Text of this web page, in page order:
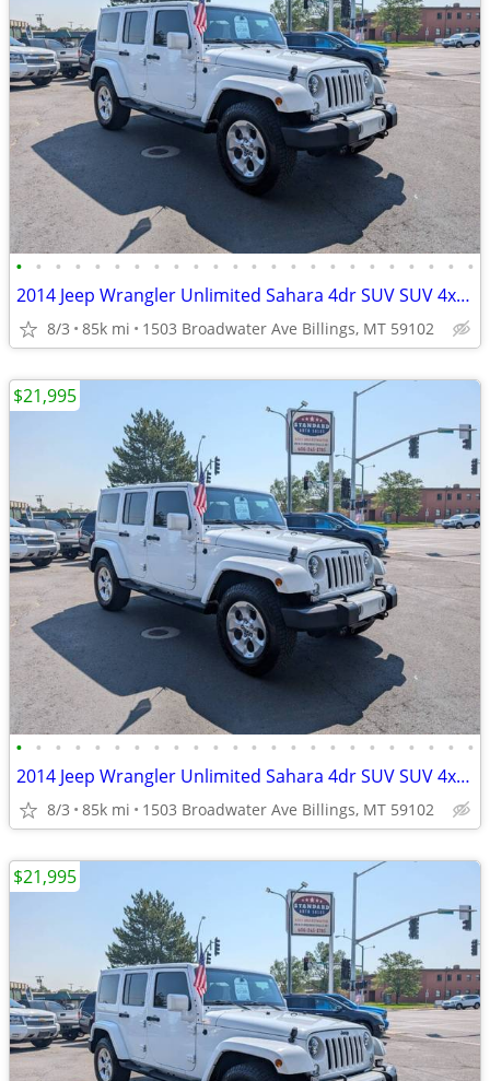
• • • • • • • • • • • • • • • • • • • • • • • •
2014 Jeep Wrangler Unlimited Sahara 4dr SUV SUV 4x4 4WD
8/3 85k mi 1503 Broadwater Ave Billings, MT 59102
• • • • • • • • • • • • • • • • • • • • • • • •
2014 Jeep Wrangler Unlimited Sahara 4dr SUV SUV 4x4 4WD
8/3 85k mi 1503 Broadwater Ave Billings, MT 59102
$21,995
$21,995